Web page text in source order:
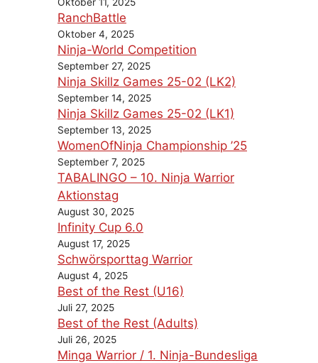
RanchBattle
Oktober 4, 2025
Ninja-World Competition
September 27, 2025
Ninja Skillz Games 25-02 (LK2)
September 14, 2025
Ninja Skillz Games 25-02 (LK1)
September 13, 2025
WomenOfNinja Championship ’25
September 7, 2025
TABALINGO – 10. Ninja Warrior
Aktionstag
August 30, 2025
Infinity Cup 6.0
August 17, 2025
Schwörsporttag Warrior
August 4, 2025
Best of the Rest (U16)
Juli 27, 2025
Best of the Rest (Adults)
Juli 26, 2025
Minga Warrior / 1. Ninja-Bundesliga